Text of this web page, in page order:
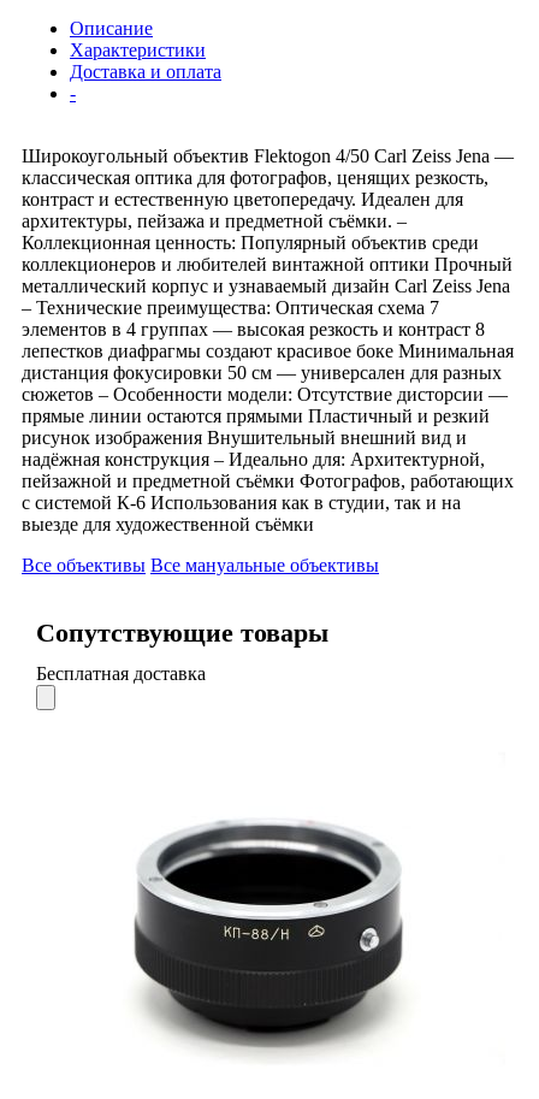
Описание
Характеристики
Доставка и оплата
-
Широкоугольный объектив Flektogon 4/50 Carl Zeiss Jena —
классическая оптика для фотографов, ценящих резкость,
контраст и естественную цветопередачу. Идеален для
архитектуры, пейзажа и предметной съёмки. –
Коллекционная ценность: Популярный объектив среди
коллекционеров и любителей винтажной оптики Прочный
металлический корпус и узнаваемый дизайн Carl Zeiss Jena
– Технические преимущества: Оптическая схема 7
элементов в 4 группах — высокая резкость и контраст 8
лепестков диафрагмы создают красивое боке Минимальная
дистанция фокусировки 50 см — универсален для разных
сюжетов – Особенности модели: Отсутствие дисторсии —
прямые линии остаются прямыми Пластичный и резкий
рисунок изображения Внушительный внешний вид и
надёжная конструкция – Идеально для: Архитектурной,
пейзажной и предметной съёмки Фотографов, работающих
с системой К-6 Использования как в студии, так и на
выезде для художественной съёмки
Все объективы Все мануальные объективы
Сопутствующие товары
Бесплатная доставка